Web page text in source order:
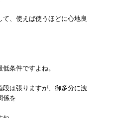
、使えば使うほどに心地良
条件ですよね。
は張りますが、御多分に洩
係を